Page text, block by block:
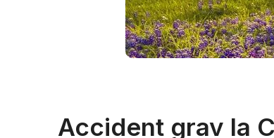
Accident grav la